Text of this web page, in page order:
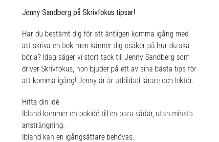
Jenny Sandberg på Skrivfokus tipsar!
Har du bestämt dig för att äntligen komma igång med
att skriva en bok men känner dig osäker på hur du ska
börja? Idag säger vi stort tack till Jenny Sandberg som
driver Skrivfokus, hon bjuder på ett av sina bästa tips för
att komma igång! Jenny är är utbildad lärare och lektör.
Hitta din idé
Ibland kommer en bokidé till en bara sådär, utan minsta
ansträngning.
Ibland kan en igångsättare behövas.